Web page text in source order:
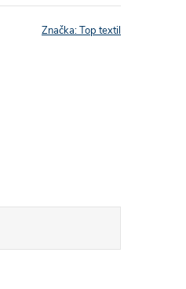
Značka:Top textil